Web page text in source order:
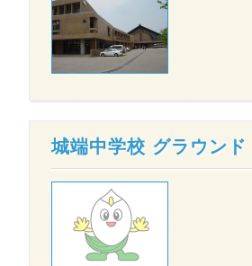
城端中学校 グラウンド